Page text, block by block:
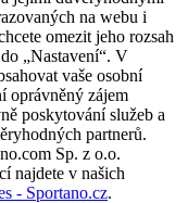
na webu i
omezit jeho rozsah
„Nastavení“. V
vaše osobní
oprávněný zájem
poskytování služeb a
partnerů.
Sp. z o.o.
najdete v našich
- Sportano.cz.